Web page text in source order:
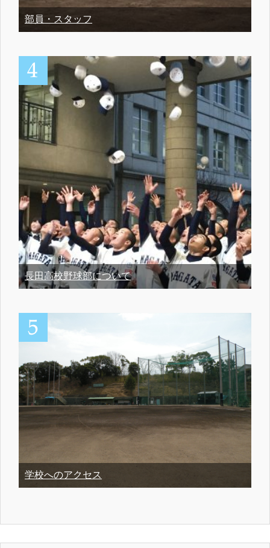
部員・スタッフ
長田高校野球部について
学校へのアクセス